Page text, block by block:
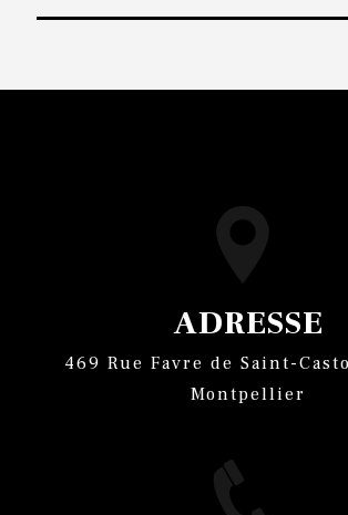
ADRESSE
469 Rue Favre de Saint-Castor, 34080
Montpellier